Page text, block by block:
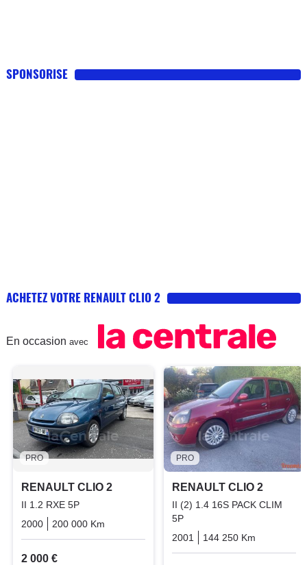
SPONSORISE
ACHETEZ VOTRE RENAULT CLIO 2
En occasion avec
PRO
RENAULT CLIO 2
II 1.2 RXE 5P
2000
200 000 Km Essence
2 000 €
PRO
RENAULT CLIO 2
II (2) 1.4 16S PACK CLIM
5P
2001
144 250 Km